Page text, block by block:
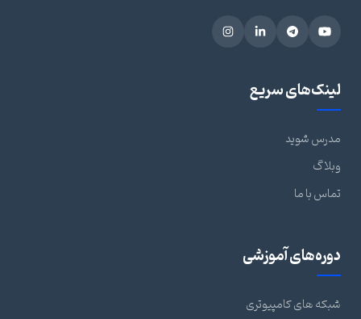
لینک‌های سریع
مدرس شوید
وبلاگ
تماس با ما
دوره‌های آموزشی
شبکه های کامپیوتری